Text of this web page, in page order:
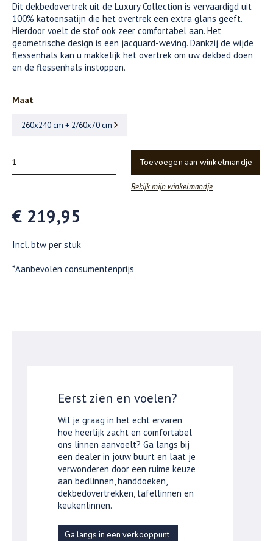
Dit dekbedovertrek uit de Luxury Collection is vervaardigd uit
100% katoensatijn die het overtrek een extra glans geeft.
Hierdoor voelt de stof ook zeer comfortabel aan. Het
geometrische design is een jacquard-weving. Dankzij de wijde
flessenhals kan u makkelijk het overtrek om uw dekbed doen
en de flessenhals instoppen.
Maat
260x240 cm + 2/60x70 cm
Toevoegen aan winkelmandje
Bekijk mijn winkelmandje
€ 219,95
Incl. btw per stuk
*Aanbevolen consumentenprijs
Eerst zien en voelen?
Wil je graag in het echt ervaren
hoe heerlijk zacht en comfortabel
ons linnen aanvoelt? Ga langs bij
een dealer in jouw buurt en laat je
verwonderen door een ruime keuze
aan bedlinnen, handdoeken,
dekbedovertrekken, tafellinnen en
keukenlinnen.
Ga langs in een verkooppunt